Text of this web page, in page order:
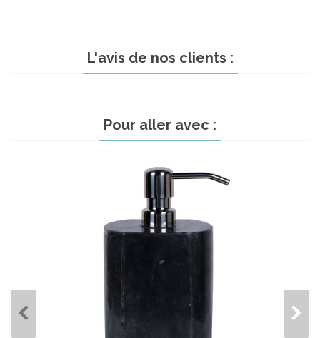
L'avis de nos clients :
Pour aller avec :